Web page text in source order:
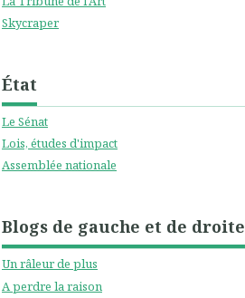
Skycraper
État
Le Sénat
Lois, études d'impact
Assemblée nationale
Blogs de gauche et de droite
Un râleur de plus
A perdre la raison